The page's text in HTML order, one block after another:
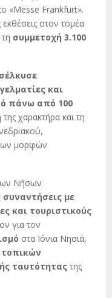
«Messe Frankfurt».
εκθέσεις στον τομέα
συμμετοχή 3.100
και
πάνω από 100
χαρακτήρα και τη
μορφών
Νήσων
συναντήσεις με
και τουριστικούς
για τον
στα Ιόνια Νησιά,
ταυτότητας της